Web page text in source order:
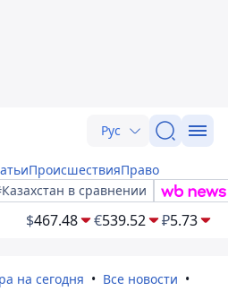
Рус
ПроисшествияПраво
в сравнении
$467.48 €539.52 ₽5.73
на сегодня
Все новости